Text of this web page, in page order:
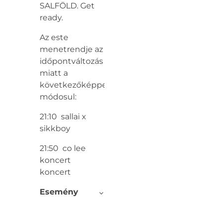
SALFÖLD. Get
ready.
Az este
menetrendje az
időpontváltozás
miatt a
következőképpen
módosul:
21:10 sallai x
sikkboy
21:50 co lee
koncert
koncert
Esemény